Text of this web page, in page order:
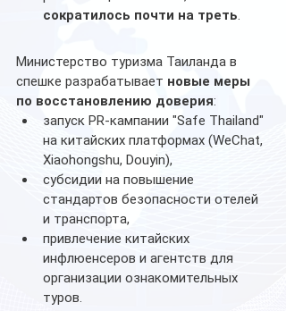
сократилось почти на треть.
Министерство туризма Таиланда в
спешке разрабатывает новые меры
по восстановлению доверия:
запуск PR-кампании "Safe Thailand"
на китайских платформах (WeChat,
Xiaohongshu, Douyin),
субсидии на повышение
стандартов безопасности отелей
и транспорта,
привлечение китайских
инфлюенсеров и агентств для
организации ознакомительных
туров.